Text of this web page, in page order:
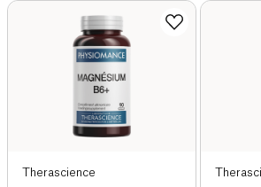
Therascience